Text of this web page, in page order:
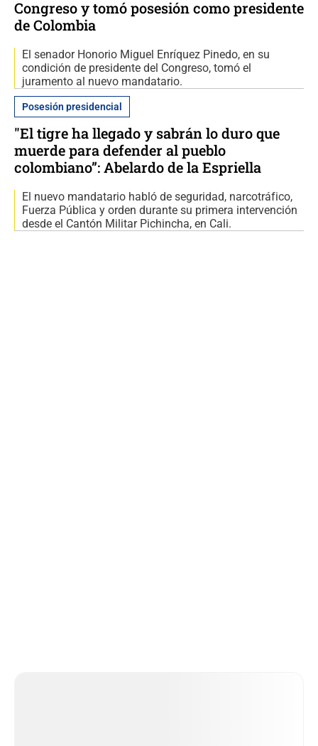
Congreso y tomó posesión como presidente
de Colombia
El senador Honorio Miguel Enríquez Pinedo, en su
condición de presidente del Congreso, tomó el
juramento al nuevo mandatario.
Posesión presidencial
"El tigre ha llegado y sabrán lo duro que
muerde para defender al pueblo
colombiano”: Abelardo de la Espriella
El nuevo mandatario habló de seguridad, narcotráfico,
Fuerza Pública y orden durante su primera intervención
desde el Cantón Militar Pichincha, en Cali.